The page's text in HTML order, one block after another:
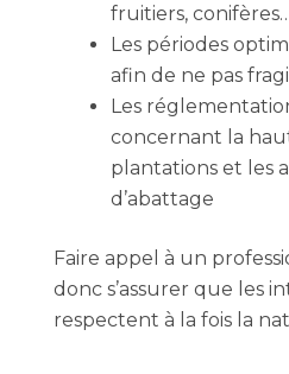
fruitiers,
Les périodes
afin de ne pas
Les
concernant la
plantations et les
d’abattage
Faire appel à un
donc s’assurer que les
respectent à la fois la